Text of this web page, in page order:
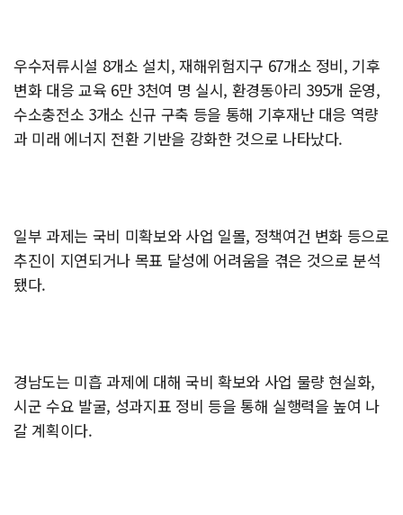
우수저류시설 8개소 설치, 재해위험지구 67개소 정비, 기후
변화 대응 교육 6만 3천여 명 실시, 환경동아리 395개 운영,
수소충전소 3개소 신규 구축 등을 통해 기후재난 대응 역량
과 미래 에너지 전환 기반을 강화한 것으로 나타났다.
일부 과제는 국비 미확보와 사업 일몰, 정책여건 변화 등으로
추진이 지연되거나 목표 달성에 어려움을 겪은 것으로 분석
됐다.
경남도는 미흡 과제에 대해 국비 확보와 사업 물량 현실화,
시군 수요 발굴, 성과지표 정비 등을 통해 실행력을 높여 나
갈 계획이다.